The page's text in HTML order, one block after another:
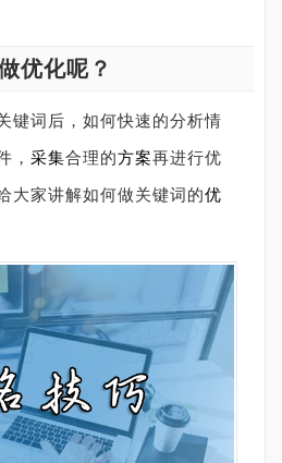
优化呢？
键词后，如何快速的分析情
， 采集合理的方案再进行优
大家讲解如何做关键词的优